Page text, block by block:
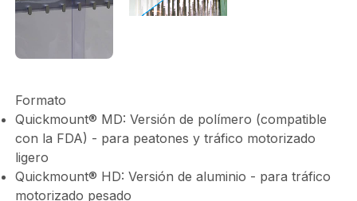
vídeo
Formato
Quickmount® MD: Versión de polímero (compatible
con la FDA) - para peatones y tráfico motorizado
ligero
Quickmount® HD: Versión de aluminio - para tráfico
motorizado pesado